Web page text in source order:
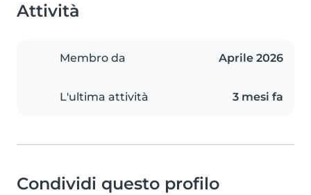
Attività
Membro da Aprile 2026
L'ultima attività 3 mesi fa
Condividi questo profilo